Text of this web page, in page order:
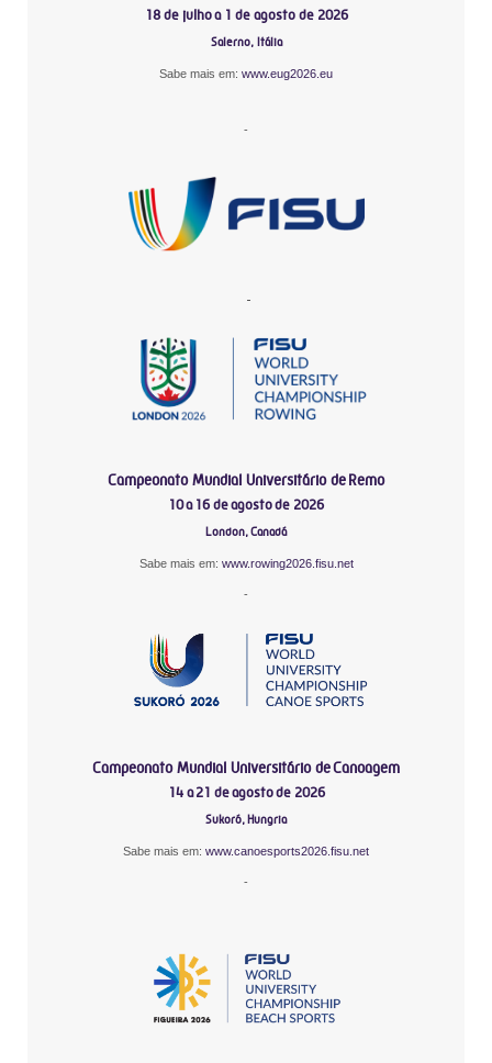
18 de julho a 1 de agosto de 2026
Salerno, Itália
Sabe mais em: www.eug2026.eu
-
-
Campeonato Mundial Universitário de Remo
10 a 16 de agosto de 2026
London, Canadá
Sabe mais em: www.rowing2026.fisu.net
-
Campeonato Mundial Universitário de Canoagem
14 a 21 de agosto de 2026
Sukoró, Hungria
Sabe mais em: www.canoesports2026.fisu.net
-